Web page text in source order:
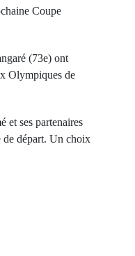
Coupe
(73e) ont
Olympiques de
et ses partenaires
de départ. Un choix